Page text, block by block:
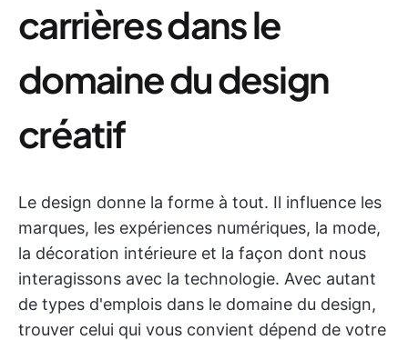
carrières dans le
domaine du design
créatif
Le design donne la forme à tout. Il influence les
marques, les expériences numériques, la mode,
la décoration intérieure et la façon dont nous
interagissons avec la technologie. Avec autant
de types d'emplois dans le domaine du design,
trouver celui qui vous convient dépend de votre